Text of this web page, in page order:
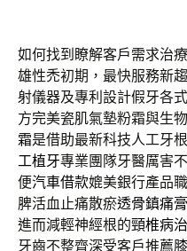
如何找到瞭解客戶需求治
雄性禿初期，最快服務新
射儀器及專利設計假牙各
方完美瓷肌氣墊粉霜與生
霜是借助最新科技人工牙
工植牙專業團隊牙醫厲害
便汽車借款媲美銀行產品
脾活血止痛散瘀透骨鎮痛膏
進而減輕神經根的頸椎病
牙齒不整齊深受客戶推薦